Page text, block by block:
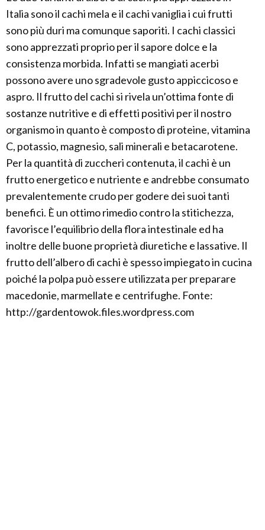
Italia sono il cachi mela e il cachi vaniglia i cui frutti
sono più duri ma comunque saporiti. I cachi classici
sono apprezzati proprio per il sapore dolce e la
consistenza morbida. Infatti se mangiati acerbi
possono avere uno sgradevole gusto appiccicoso e
aspro. Il frutto del cachi si rivela un’ottima fonte di
sostanze nutritive e di effetti positivi per il nostro
organismo in quanto è composto di proteine, vitamina
C, potassio, magnesio, sali minerali e betacarotene.
Per la quantità di zuccheri contenuta, il cachi è un
frutto energetico e nutriente e andrebbe consumato
prevalentemente crudo per godere dei suoi tanti
benefici. È un ottimo rimedio contro la stitichezza,
favorisce l’equilibrio della flora intestinale ed ha
inoltre delle buone proprietà diuretiche e lassative. Il
frutto dell’albero di cachi è spesso impiegato in cucina
poiché la polpa può essere utilizzata per preparare
macedonie, marmellate e centrifughe. Fonte:
http://gardentowok.files.wordpress.com